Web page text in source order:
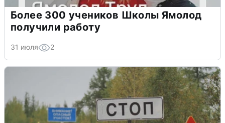
Более 300 учеников Школы Ямолод
получили работу
31 июля 2